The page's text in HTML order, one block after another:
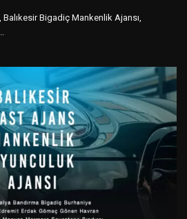
Bigadiç Mankenlik Ajansı,